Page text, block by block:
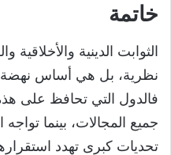
خاتمة
الثوابت الدينية
نظرية، بل هي أساس
فالدول التي تحافظ على
جميع المجالات، بينما
تحديات كبرى تهدد